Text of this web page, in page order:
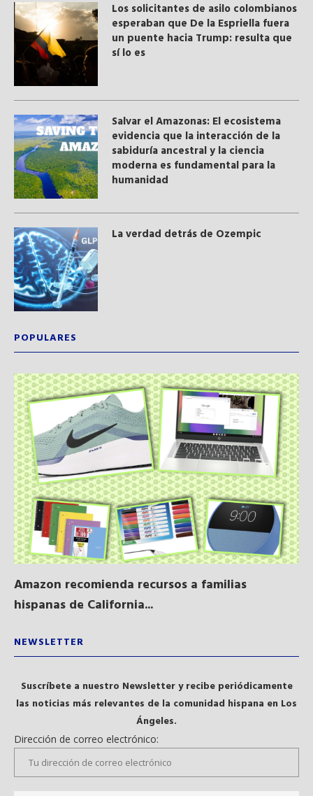
Los solicitantes de asilo colombianos
esperaban que De la Espriella fuera
un puente hacia Trump: resulta que
sí lo es
Salvar el Amazonas: El ecosistema
evidencia que la interacción de la
sabiduría ancestral y ​la ciencia
moderna​ es fundamental para la
humanidad
La verdad detrás de Ozempic
POPULARES
Amazon recomienda recursos a familias
hispanas de California...
NEWSLETTER
Suscríbete a nuestro Newsletter y recibe periódicamente
las noticias más relevantes de la comunidad hispana en Los
Ángeles.
Dirección de correo electrónico: